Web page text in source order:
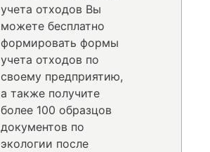
учета отходов Вы
можете бесплатно
формировать формы
учета отходов по
своему предприятию,
а также получите
более 100 образцов
документов по
экологии после